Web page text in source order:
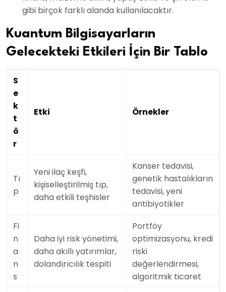
gibi birçok farklı alanda kullanılacaktır.
Kuantum Bilgisayarların
Gelecekteki Etkileri İçin Bir Tablo
S
e
k
t
ö
r
Etki Örnekler
Tı
p
Yeni ilaç keşfi,
kişiselleştirilmiş tıp,
daha etkili teşhisler
Kanser tedavisi,
genetik hastalıkların
tedavisi, yeni
antibiyotikler
Fi
n
a
n
s
Daha iyi risk yönetimi,
daha akıllı yatırımlar,
dolandırıcılık tespiti
Portföy
optimizasyonu, kredi
riski
değerlendirmesi,
algoritmik ticaret